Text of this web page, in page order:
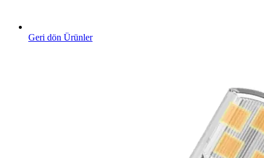
Geri dön Ürünler